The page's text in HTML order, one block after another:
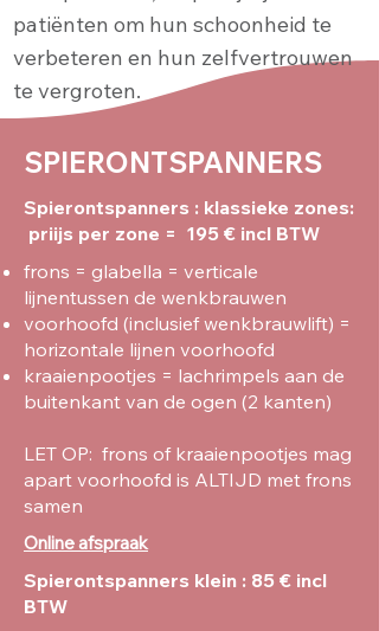
patiënten om hun schoonheid te
verbeteren en hun zelfvertrouwen
te vergroten.
SPIERONTSPANNERS
Spierontspanners : klassieke zones:
priijs per zone = 195 € incl BTW
frons = glabella = verticale
lijnentussen de wenkbrauwen
voorhoofd (inclusief wenkbrauwlift) =
horizontale lijnen voorhoofd
kraaienpootjes = lachrimpels aan de
buitenkant van de ogen (2 kanten)
LET OP: frons of kraaienpootjes mag
apart voorhoofd is ALTIJD met frons
samen
Online afspraak
Spierontspanners klein : 85 € incl
BTW